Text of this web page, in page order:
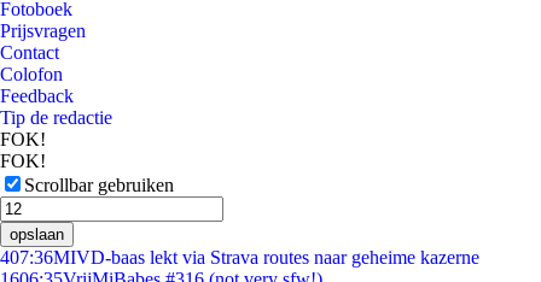
Fotoboek
Prijsvragen
Contact
Colofon
Feedback
Tip de redactie
FOK!
FOK!
Scrollbar gebruiken
opslaan
407:36MIVD-baas lekt via Strava routes naar geheime kazerne